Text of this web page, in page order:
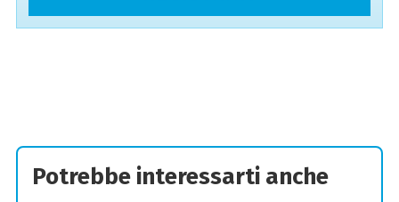
Potrebbe interessarti anche